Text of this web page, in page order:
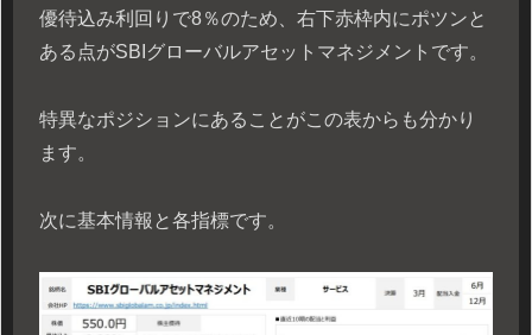
優待込み利回りで8％のため、右下赤枠内にポツンと
ある点がSBIグローバルアセットマネジメントです。
特異なポジションにあることがこの表からも分かり
ます。
次に基本情報と各指標です。